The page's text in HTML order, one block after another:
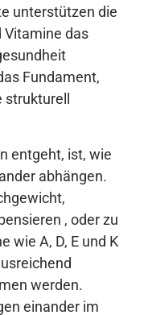
unterstützen die
Vitamine das
Fundament,
entgeht, ist, wie
abhängen.
, oder zu
wie A, D, E und K
werden.
einander im